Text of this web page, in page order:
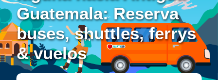
Guatemala: Reserva
buses, shuttles, ferrys
& vuelos